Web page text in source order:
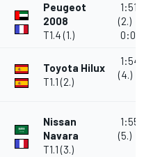
Peugeot
2008
T1.4 (1.)
(2.)
Toyota Hilux
T1.1 (2.)
(4.)
Nissan
Navara
T1.1 (3.)
(5.)